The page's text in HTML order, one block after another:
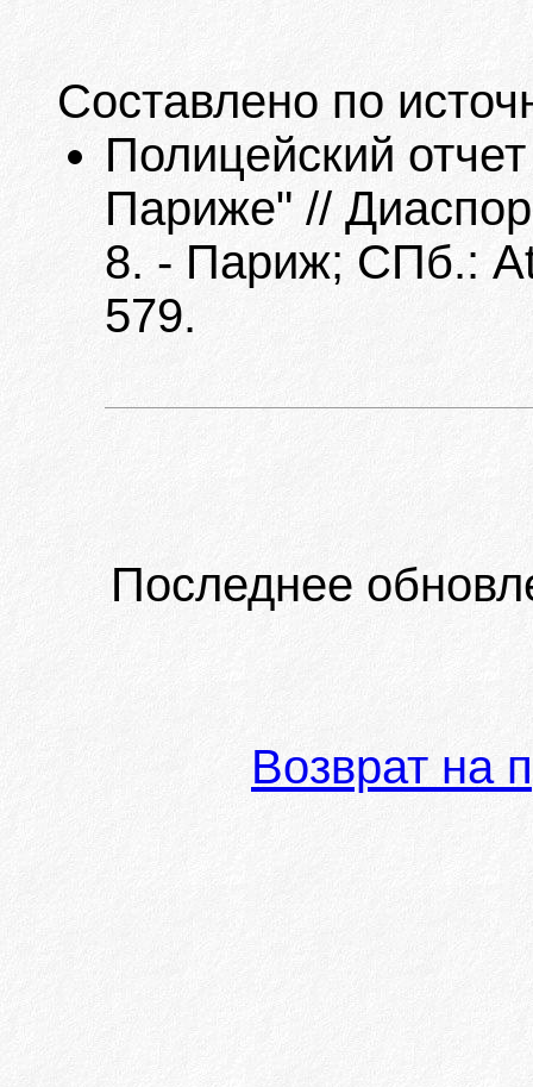
Составлено по
Полицейский
Париже" //
8. - Париж; СПб.:
579.
Последнее
Возврат на